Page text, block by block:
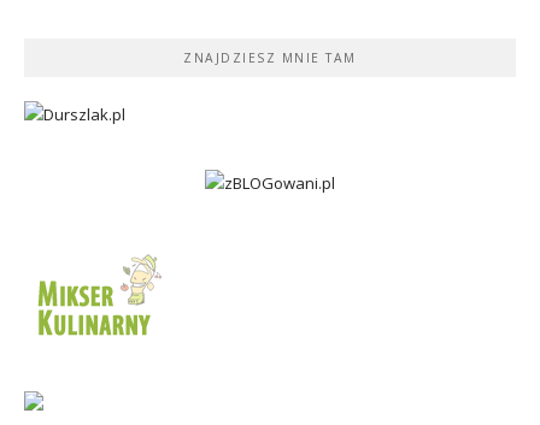
ZNAJDZIESZ MNIE TAM